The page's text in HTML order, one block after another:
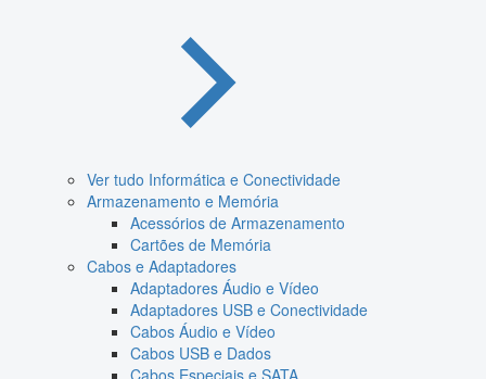
Ver tudo Informática e Conectividade
Armazenamento e Memória
Acessórios de Armazenamento
Cartões de Memória
Cabos e Adaptadores
Adaptadores Áudio e Vídeo
Adaptadores USB e Conectividade
Cabos Áudio e Vídeo
Cabos USB e Dados